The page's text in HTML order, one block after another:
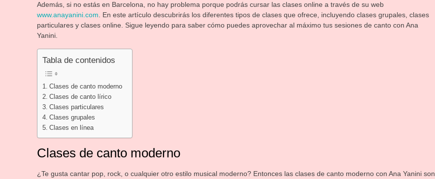
Además, si no estás en Barcelona, no hay problema porque podrás cursar las clases online a través de su web
www.anayanini.com . En este artículo descubrirás los diferentes tipos de clases que ofrece, incluyendo clases grupales, clases
particulares y clases online. Sigue leyendo para saber cómo puedes aprovechar al máximo tus sesiones de canto con Ana
Yanini.
Tabla de contenidos
Clases de canto moderno
Clases de canto lírico
Clases particulares
Clases grupales
Clases en línea
Clases de canto moderno
¿Te gusta cantar pop, rock, o cualquier otro estilo musical moderno? Entonces las clases de canto moderno con Ana Yanini son